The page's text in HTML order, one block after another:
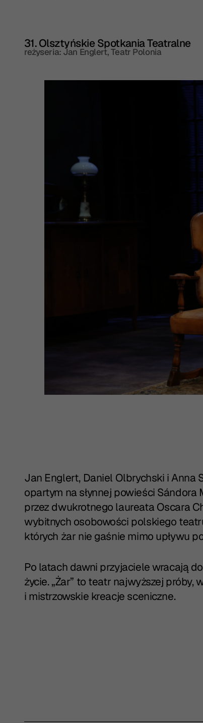
31. Olsztyńskie Spotkania Teatralne
reżyseria: Jan Englert, Teatr Polonia
Jan Englert, Daniel Olbrychski i
opartym na słynnej powieści
przez dwukrotnego laureata Oscara
wybitnych osobowości polskiego
których żar nie gaśnie mimo upływu
Po latach dawni przyjaciele wracają
życie. „Żar” to teatr najwyższej próby,
i mistrzowskie kreacje sceniczne.